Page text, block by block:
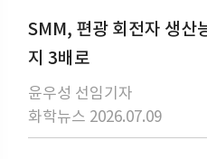
SMM, 편광 회전자 생
지 3배로
윤우성 선임기자
화학뉴스 2026.07.09